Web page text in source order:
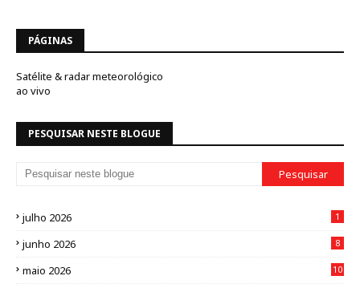
PÁGINAS
Satélite & radar meteorológico
ao vivo
PESQUISAR NESTE BLOGUE
julho 2026 1
junho 2026 8
maio 2026 10